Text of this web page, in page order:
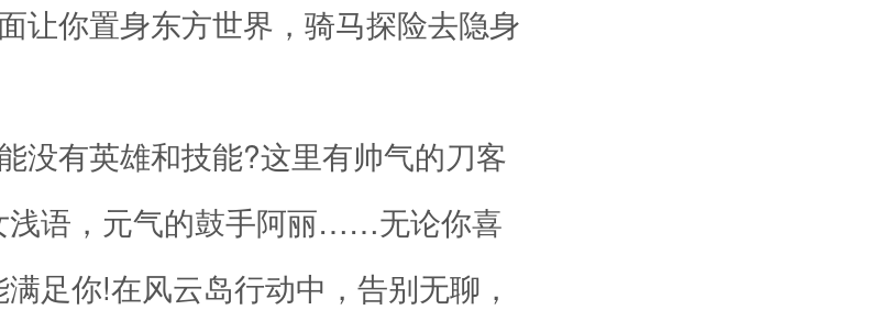
让你置身东方世界，骑马探险去隐身
没有英雄和技能?这里有帅气的刀客
浅语，元气的鼓手阿丽……无论你喜
足你!在风云岛行动中，告别无聊，